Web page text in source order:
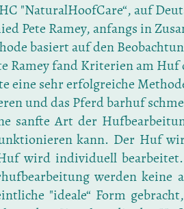
"NaturalHoofCare“, auf
Pete Ramey, anfangs in
basiert auf den
Ramey fand Kriterien am
eine sehr erfolgreiche
und das Pferd barhuf
sanfte Art der
kann. Der Huf
wird individuell
werden
"ideale“ Form